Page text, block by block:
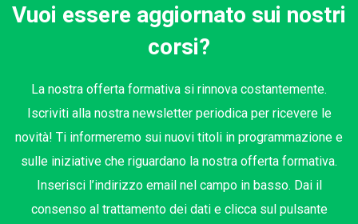
Vuoi essere aggiornato sui nostri
corsi?
La nostra offerta formativa si rinnova costantemente.
Iscriviti alla nostra newsletter periodica per ricevere le
novità! Ti informeremo sui nuovi titoli in programmazione e
sulle iniziative che riguardano la nostra offerta formativa.
Inserisci l’indirizzo email nel campo in basso. Dai il
consenso al trattamento dei dati e clicca sul pulsante